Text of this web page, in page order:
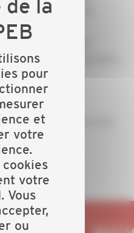
vous proposent de
avocat, expert
patrimoine, pour
pour vos projets
prendre RDV au 04
pour
et
votre
votre
Vous
ou